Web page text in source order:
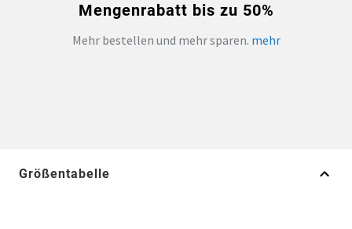
Mengenrabatt bis zu 50%
Mehr bestellen und mehr sparen. mehr
Größentabelle